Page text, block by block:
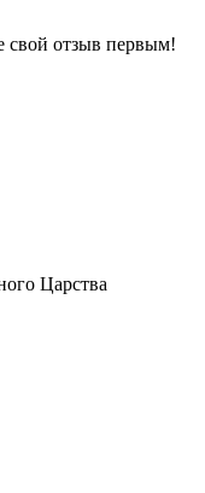
свой отзыв первым!
Царства